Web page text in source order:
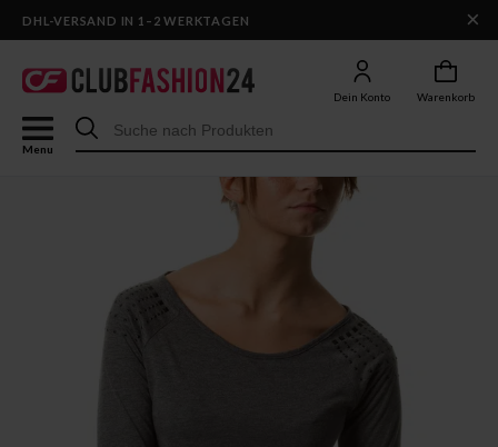
Dein Konto Warenkorb
Menu
DHL-VERSAND IN 1–2 WERKTAGEN ×